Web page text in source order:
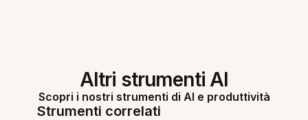
Altri strumenti AI
Scopri i nostri strumenti di AI e produttività
Strumenti correlati